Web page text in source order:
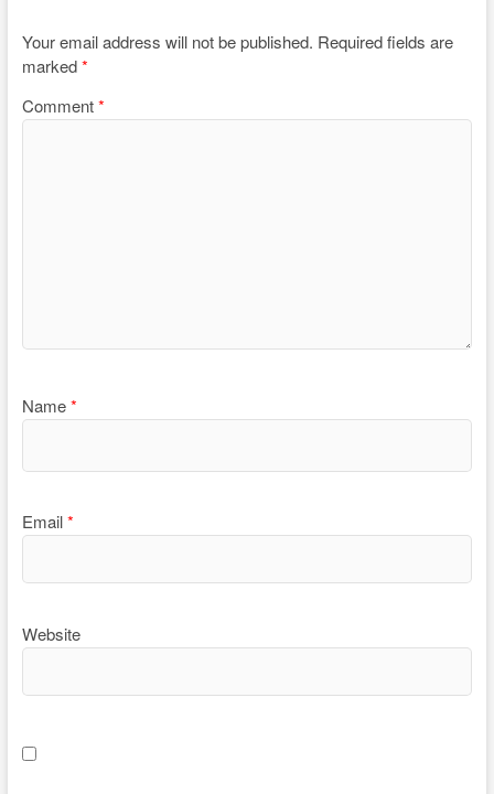
Your email address will not be published. Required fields are
marked*
Comment*
Name*
Email*
Website